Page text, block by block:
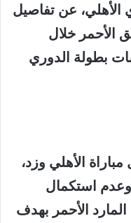
الأهلي، عن تفاصيل
الأحمر خلال
بطولة الدوري
مباراة الأهلي وزد،
وعدم استكمال
المارد الأحمر بهدف